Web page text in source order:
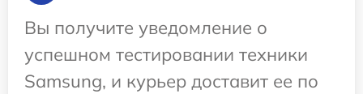
Вы получите уведомление о
успешном тестировании техники
Samsung, и курьер доставит ее по